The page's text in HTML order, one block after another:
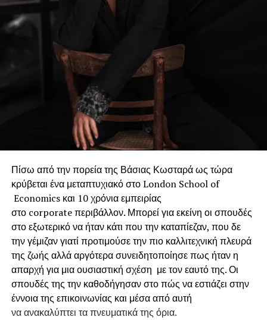
Πίσω από την πορεία της Βάσιας Κωσταρά ως τώρα
κρύβεται ένα μεταπτυχιακό στο London School of
Economics και 10 χρόνια εμπειρίας
στο corporate περιβάλλον. Μπορεί για εκείνη οι σπουδές
στο εξωτερικό να ήταν κάτι που την καταπίεζαν, που δε
την γέμιζαν γιατί προτιμούσε την πιο καλλιτεχνική πλευρά
της ζωής αλλά αργότερα συνειδητοποίησε πως ήταν η
απαρχή για μια ουσιαστική σχέση με τον εαυτό της. Οι
σπουδές της την καθοδήγησαν στο πώς να εστιάζει στην
έννοια της επικοινωνίας και μέσα από αυτή
να ανακαλύπτει τα πνευματικά της όρια.